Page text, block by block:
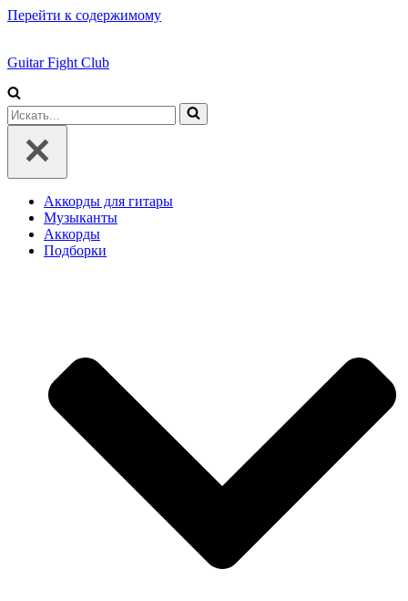
Перейти к содержимому
Guitar Fight Club
Искать...
Аккорды для гитары
Музыканты
Аккорды
Подборки